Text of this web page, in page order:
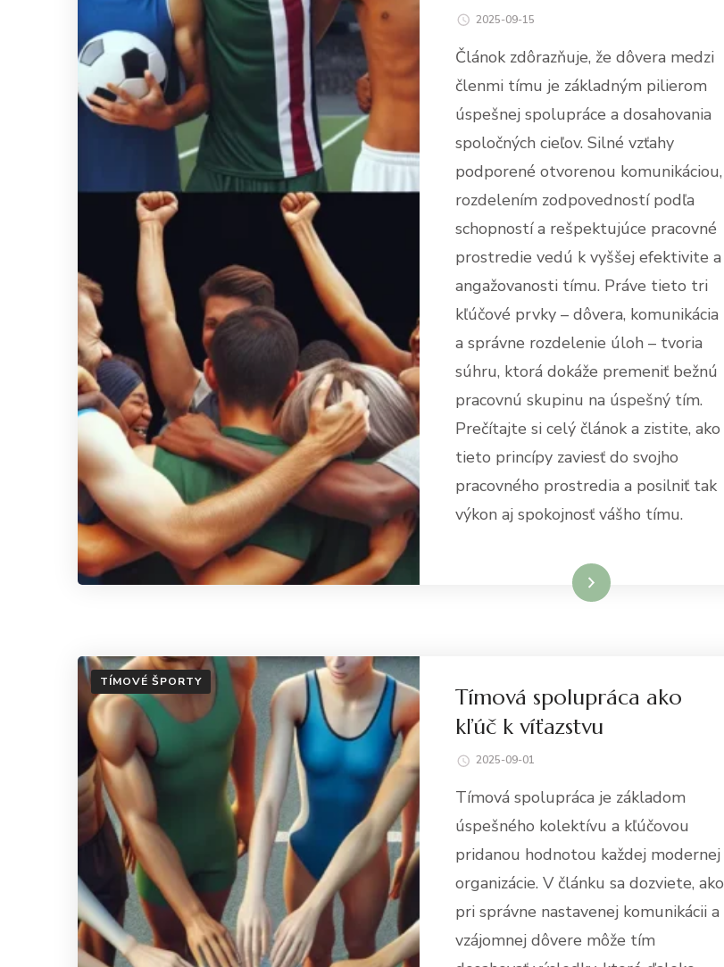
2025-09-15
Článok zdôrazňuje, že dôvera medzi
členmi tímu je základným pilierom
úspešnej spolupráce a dosahovania
spoločných cieľov. Silné vzťahy
podporené otvorenou komunikáciou,
rozdelením zodpovedností podľa
schopností a rešpektujúce pracovné
prostredie vedú k vyššej efektivite a
angažovanosti tímu. Práve tieto tri
kľúčové prvky – dôvera, komunikácia
a správne rozdelenie úloh – tvoria
súhru, ktorá dokáže premeniť bežnú
pracovnú skupinu na úspešný tím.
Prečítajte si celý článok a zistite, ako
tieto princípy zaviesť do svojho
pracovného prostredia a posilniť tak
výkon aj spokojnosť vášho tímu.
Dowiedz się więcej
TÍMOVÉ ŠPORTY
Tímová spolupráca ako
kľúč k víťazstvu
2025-09-01
Tímová spolupráca je základom
úspešného kolektívu a kľúčovou
pridanou hodnotou každej modernej
organizácie. V článku sa dozviete, ako
pri správne nastavenej komunikácii a
vzájomnej dôvere môže tím